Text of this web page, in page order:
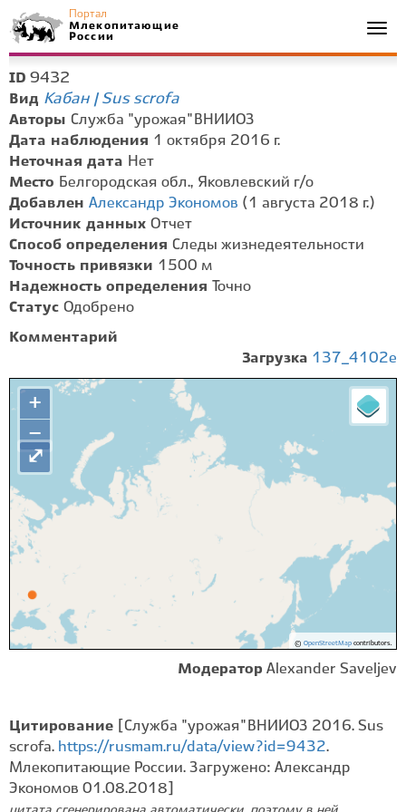
Портал
Млекопитающие
России
ID 9432
Вид Кабан | Sus scrofa
Авторы Служба "урожая" ВНИИОЗ
Дата наблюдения 1 октября 2016 г.
Неточная дата Нет
Место Белгородская обл., Яковлевский г/о
Добавлен Александр Экономов (1 августа 2018 г.)
Источник данных Отчет
Способ определения Следы жизнедеятельности
Точность привязки 1500 м
Надежность определения
Точно
Статус Одобрено
Комментарий
Загрузка 137_4102e
+
−
© OpenStreetMapcontributors.
⤢
Модератор Alexander Saveljev
Цитирование
[Служба "урожая" ВНИИОЗ 2016. Sus
scrofa. https://rusmam.ru/data/view?id=9432.
Млекопитающие России. Загружено: Александр
Экономов 01.08.2018]